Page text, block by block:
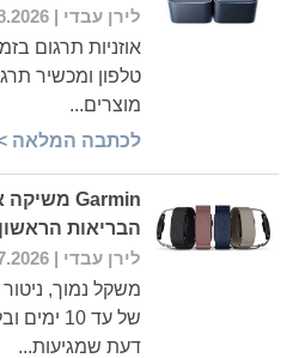
לירן עבדי | 03.08.2026
אוזניות תרגום
טלפון ומכשיר
מוצרים...
לכתבה המלאה
הבריאות
לירן עבדי | 21.07.2026
משקל נמוך,
של עד 10
דעת שמגיעות...